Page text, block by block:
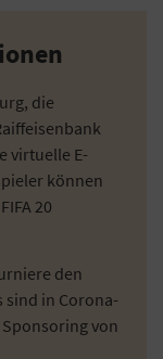
die
virtuelle E-
können
20
den
sind in Corona-
von